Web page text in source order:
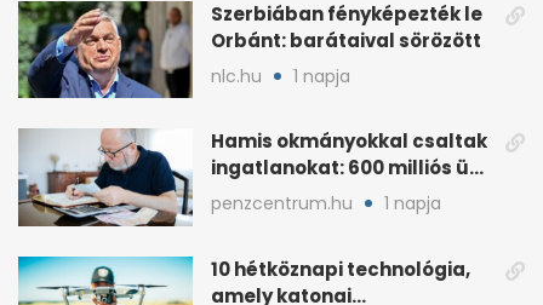
Szerbiában fényképezték le
Orbánt: barátaival sörözött
nlc.hu 1 napja
Hamis okmányokkal csaltak
ingatlanokat: 600 milliós ügy
Pestben
penzcentrum.hu 1 napja
10 hétköznapi technológia,
amely katonai